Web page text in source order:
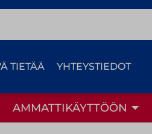
TIETÄÄ YHTEYSTIEDOT
AMMATTIKÄYTTÖÖN